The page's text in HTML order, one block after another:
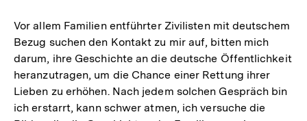
Vor allem Familien entführter Zivilisten mit deutschem
Bezug suchen den Kontakt zu mir auf, bitten mich
darum, ihre Geschichte an die deutsche Öffentlichkeit
heranzutragen, um die Chance einer Rettung ihrer
Lieben zu erhöhen. Nach jedem solchen Gespräch bin
ich erstarrt, kann schwer atmen, ich versuche die